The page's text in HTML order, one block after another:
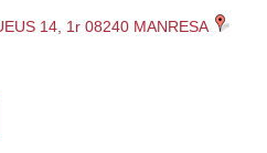
14, 1r 08240 MANRESA